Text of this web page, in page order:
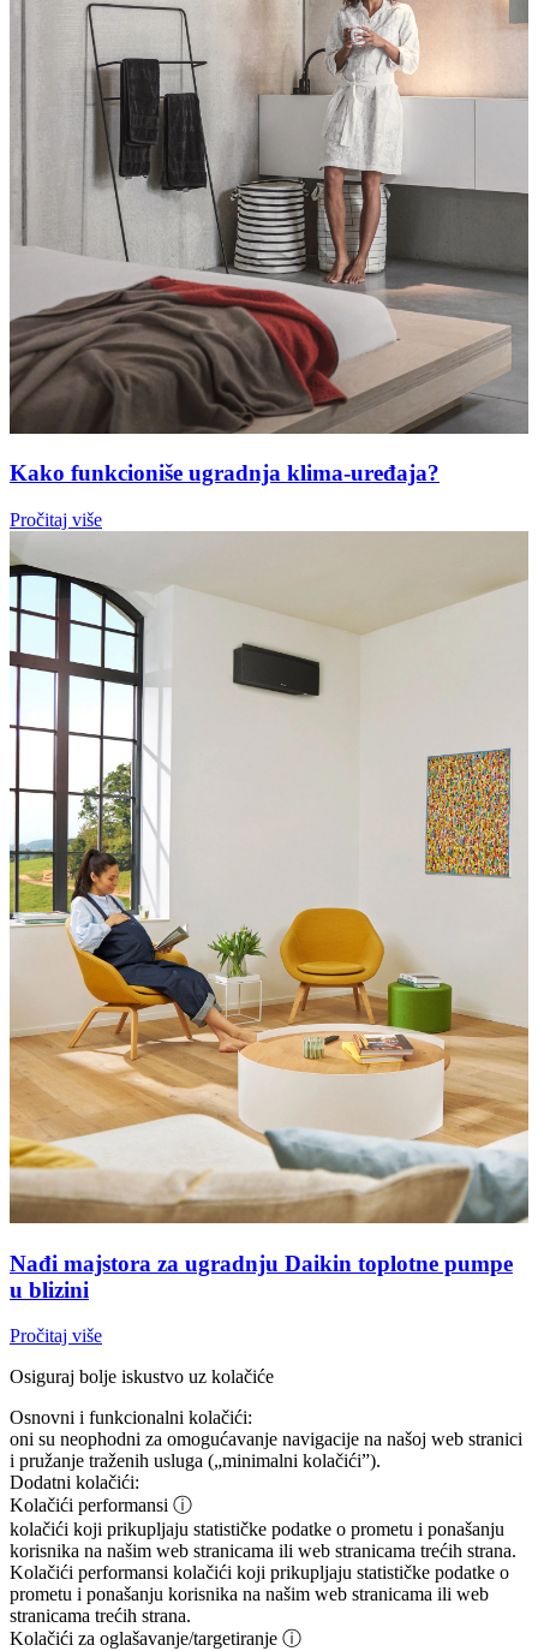
Kako funkcioniše ugradnja klima-uređaja?
Pročitaj više
Nađi majstora za ugradnju Daikin toplotne pumpe
u blizini
Pročitaj više
Osiguraj bolje iskustvo uz kolačiće
Osnovni i funkcionalni kolačići:
oni su neophodni za omogućavanje navigacije na našoj web stranici
i pružanje traženih usluga („minimalni kolačići”).
Dodatni kolačići:
Kolačići performansi ⓘ
kolačići koji prikupljaju statističke podatke o prometu i ponašanju
korisnika na našim web stranicama ili web stranicama trećih strana.
Kolačići performansi kolačići koji prikupljaju statističke podatke o
prometu i ponašanju korisnika na našim web stranicama ili web
stranicama trećih strana.
Kolačići za oglašavanje/targetiranje ⓘ